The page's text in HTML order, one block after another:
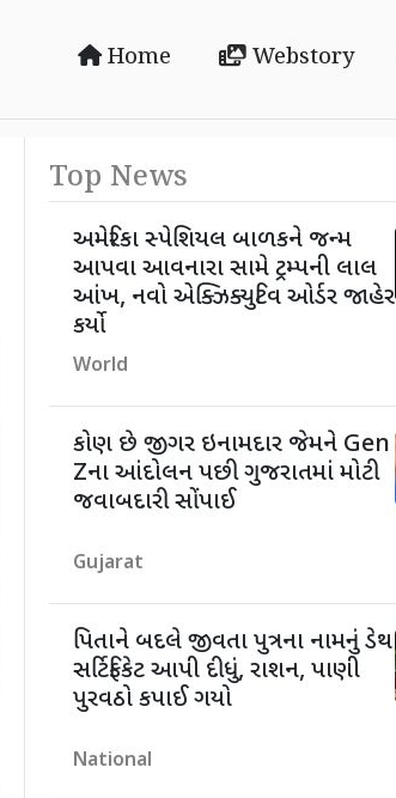
Home Webstory
Top News
અમેરિકા સ્પેશિયલ બાળકને જન્મ
આપવા આવનારા સામે ટ્રમ્પની લાલ
આંખ, નવો એક્ઝિક્યુટિવ ઓર્ડર જાહેર
કર્યો
World
કોણ છે જીગર ઇનામદાર જેમને Gen
Zના આંદોલન પછી ગુજરાતમાં મોટી
જવાબદારી સોંપાઈ
Gujarat
પિતાને બદલે જીવતા પુત્રના નામનું ડેથ
સર્ટિફિકેટ આપી દીધું, રાશન, પાણી
પુરવઠો કપાઈ ગયો
National